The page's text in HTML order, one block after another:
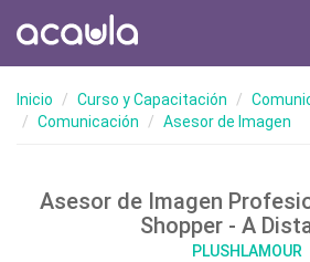
Inicio Curso y Capacitación
Comunicación
Asesor de Imagen
Asesor de Imagen
Shopper - A
PLUSHLAMOUR